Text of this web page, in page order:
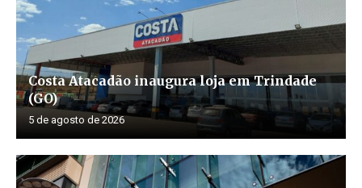
Costa Atacadão inaugura loja em Trindade
(GO)
5 de agosto de 2026